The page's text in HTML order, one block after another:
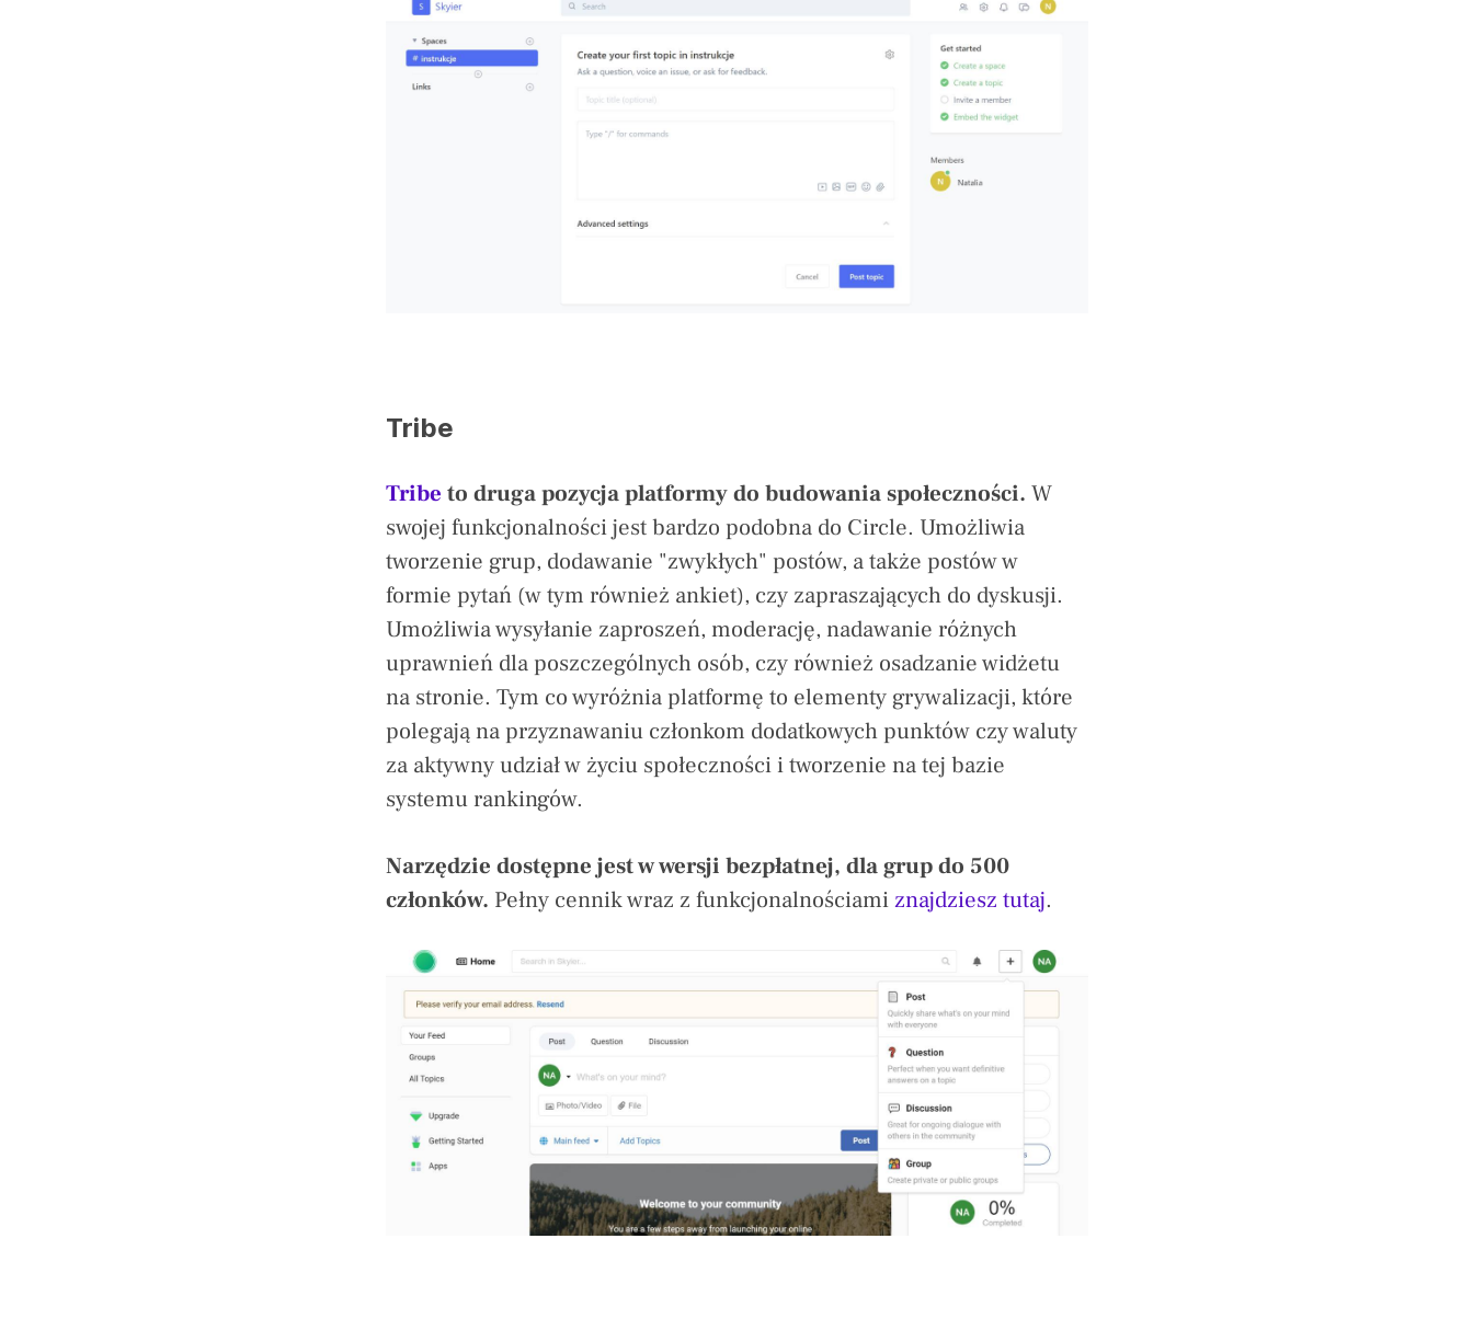
Tribe
Tribe to druga pozycja platformy do budowania społeczności. W
swojej funkcjonalności jest bardzo podobna do Circle. Umożliwia
tworzenie grup, dodawanie "zwykłych" postów, a także postów w
formie pytań (w tym również ankiet), czy zapraszających do dyskusji.
Umożliwia wysyłanie zaproszeń, moderację, nadawanie różnych
uprawnień dla poszczególnych osób, czy również osadzanie widżetu
na stronie. Tym co wyróżnia platformę to elementy grywalizacji, które
polegają na przyznawaniu członkom dodatkowych punktów czy waluty
za aktywny udział w życiu społeczności i tworzenie na tej bazie
systemu rankingów.
Narzędzie dostępne jest w wersji bezpłatnej, dla grup do 500
członków. Pełny cennik wraz z funkcjonalnościamiznajdziesz tutaj.